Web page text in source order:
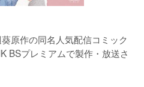
原作の同名人気配信コミック
BSプレミアムで製作・放送さ